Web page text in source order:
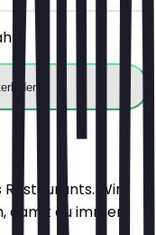
Restaurants. Wir
damit du immer